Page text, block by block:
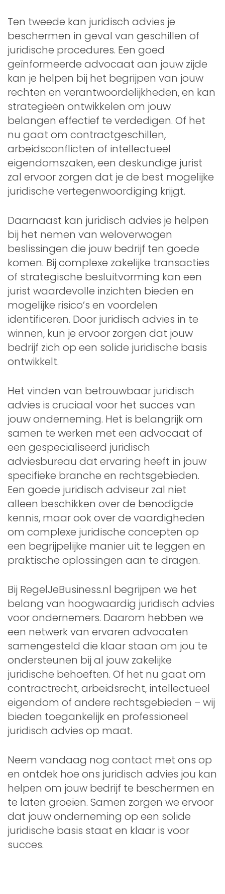
Ten tweede kan juridisch advies je
beschermen in geval van geschillen of
juridische procedures. Een goed
geïnformeerde advocaat aan jouw zijde
kan je helpen bij het begrijpen van jouw
rechten en verantwoordelijkheden, en kan
strategieën ontwikkelen om jouw
belangen effectief te verdedigen. Of het
nu gaat om contractgeschillen,
arbeidsconflicten of intellectueel
eigendomszaken, een deskundige jurist
zal ervoor zorgen dat je de best mogelijke
juridische vertegenwoordiging krijgt.
Daarnaast kan juridisch advies je helpen
bij het nemen van weloverwogen
beslissingen die jouw bedrijf ten goede
komen. Bij complexe zakelijke transacties
of strategische besluitvorming kan een
jurist waardevolle inzichten bieden en
mogelijke risico’s en voordelen
identificeren. Door juridisch advies in te
winnen, kun je ervoor zorgen dat jouw
bedrijf zich op een solide juridische basis
ontwikkelt.
Het vinden van betrouwbaar juridisch
advies is cruciaal voor het succes van
jouw onderneming. Het is belangrijk om
samen te werken met een advocaat of
een gespecialiseerd juridisch
adviesbureau dat ervaring heeft in jouw
specifieke branche en rechtsgebieden.
Een goede juridisch adviseur zal niet
alleen beschikken over de benodigde
kennis, maar ook over de vaardigheden
om complexe juridische concepten op
een begrijpelijke manier uit te leggen en
praktische oplossingen aan te dragen.
Bij RegelJeBusiness.nl begrijpen we het
belang van hoogwaardig juridisch advies
voor ondernemers. Daarom hebben we
een netwerk van ervaren advocaten
samengesteld die klaar staan om jou te
ondersteunen bij al jouw zakelijke
juridische behoeften. Of het nu gaat om
contractrecht, arbeidsrecht, intellectueel
eigendom of andere rechtsgebieden – wij
bieden toegankelijk en professioneel
juridisch advies op maat.
Neem vandaag nog contact met ons op
en ontdek hoe ons juridisch advies jou kan
helpen om jouw bedrijf te beschermen en
te laten groeien. Samen zorgen we ervoor
dat jouw onderneming op een solide
juridische basis staat en klaar is voor
succes.